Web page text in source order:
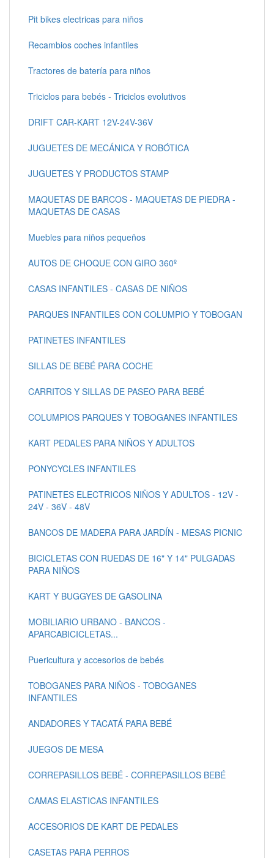
Pit bikes electricas para niños
Recambios coches infantiles
Tractores de batería para niños
Triciclos para bebés - Triciclos evolutivos
DRIFT CAR-KART 12V-24V-36V
JUGUETES DE MECÁNICA Y ROBÓTICA
JUGUETES Y PRODUCTOS STAMP
MAQUETAS DE BARCOS - MAQUETAS DE PIEDRA -
MAQUETAS DE CASAS
Muebles para niños pequeños
AUTOS DE CHOQUE CON GIRO 360º
CASAS INFANTILES - CASAS DE NIÑOS
PARQUES INFANTILES CON COLUMPIO Y TOBOGAN
PATINETES INFANTILES
SILLAS DE BEBÉ PARA COCHE
CARRITOS Y SILLAS DE PASEO PARA BEBÉ
COLUMPIOS PARQUES Y TOBOGANES INFANTILES
KART PEDALES PARA NIÑOS Y ADULTOS
PONYCYCLES INFANTILES
PATINETES ELECTRICOS NIÑOS Y ADULTOS - 12V -
24V - 36V - 48V
BANCOS DE MADERA PARA JARDÍN - MESAS PICNIC
BICICLETAS CON RUEDAS DE 16" Y 14" PULGADAS
PARA NIÑOS
KART Y BUGGYES DE GASOLINA
MOBILIARIO URBANO - BANCOS -
APARCABICICLETAS...
Puericultura y accesorios de bebés
TOBOGANES PARA NIÑOS - TOBOGANES
INFANTILES
ANDADORES Y TACATÁ PARA BEBÉ
JUEGOS DE MESA
CORREPASILLOS BEBÉ - CORREPASILLOS BEBÉ
CAMAS ELASTICAS INFANTILES
ACCESORIOS DE KART DE PEDALES
CASETAS PARA PERROS